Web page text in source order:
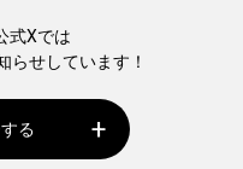
式Xでは
らせしています！
る